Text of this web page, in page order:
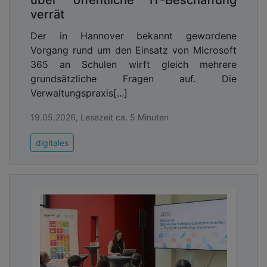
Die Antwort auf die Frage nach mehr IT-Sicherheit
liegt daher für viele darin, die Überwachung des
und qualifizierten IT-Dienstleisters zu legen. Solche
Unternehmen verfügen nicht nur über das
notwendige Personal mit dem entsprechenden
einleiten. Ein MXDR ist ein erfolgversprechender
Ansatz, um das Niveau der IT-Sicherheit in der
öffentlichen Verwaltung und in kommunal
geführten Unternehmen schnell zu steigern. Es
bietet alle Vorteile, die sonst nur mit erheblichen
verrät
Der in Hannover bekannt gewordene
Vorgang rund um den Einsatz von Microsoft
365 an Schulen wirft gleich mehrere
grundsätzliche Fragen auf. Die
Verwaltungspraxis[...]
19.05.2026, Lesezeit ca. 5 Minuten
digitales